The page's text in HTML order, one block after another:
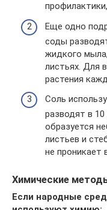
Еще одно
соды
жидкого
листьях. Для
растения
Соль
разводят в
образуется
листьев и
не проникает
Химические
Если народные